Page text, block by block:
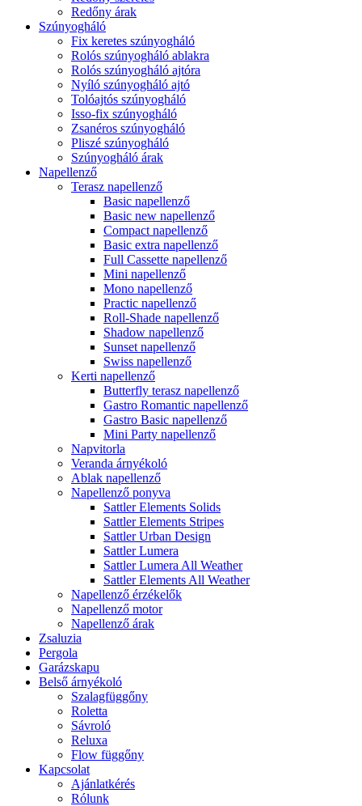
Redőny árak
Szúnyogháló
Fix keretes szúnyogháló
Rolós szúnyogháló ablakra
Rolós szúnyogháló ajtóra
Nyíló szúnyogháló ajtó
Tolóajtós szúnyogháló
Isso-fix szúnyogháló
Zsanéros szúnyogháló
Pliszé szúnyogháló
Szúnyogháló árak
Napellenző
Terasz napellenző
Basic napellenző
Basic new napellenző
Compact napellenző
Basic extra napellenző
Full Cassette napellenző
Mini napellenző
Mono napellenző
Practic napellenző
Roll-Shade napellenző
Shadow napellenző
Sunset napellenző
Swiss napellenző
Kerti napellenző
Butterfly terasz napellenző
Gastro Romantic napellenző
Gastro Basic napellenző
Mini Party napellenző
Napvitorla
Veranda árnyékoló
Ablak napellenző
Napellenző ponyva
Sattler Elements Solids
Sattler Elements Stripes
Sattler Urban Design
Sattler Lumera
Sattler Lumera All Weather
Sattler Elements All Weather
Napellenző érzékelők
Napellenző motor
Napellenző árak
Zsaluzia
Pergola
Garázskapu
Belső árnyékoló
Szalagfüggőny
Roletta
Sávroló
Reluxa
Flow függőny
Kapcsolat
Ajánlatkérés
Rólunk